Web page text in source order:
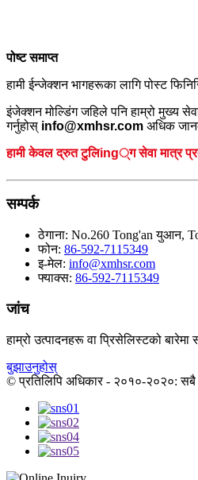
पोष्ट समाप्त
हामी ईन्जेक्शन भागहरूका लागि पोस्ट
इंजेक्शन मोल्डिंग जहिले पनि हाम्रो मुख्य
गर्नुहोस् info@xmhsr.com अधिक
हामी केवल द्रुत टुलिing्ग सेवा मात्र
सम्पर्क
ठेगाना: No.260 Tong'an युआन,
फोन: 86-592-7115349
इ-मेल: info@xmhsr.com
फ्याक्स: 86-592-7115349
जांच
हाम्रो उत्पादनहरू वा प्रिसेलिस्टको
बुझाउनुहोस्
© प्रतिलिपि अधिकार - २०१०-२०२०: सबै